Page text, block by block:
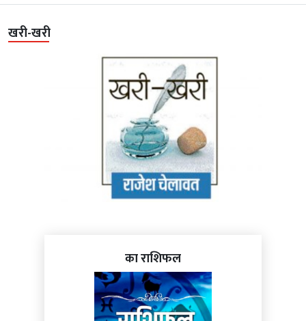
खरी-खरी
का राशिफल